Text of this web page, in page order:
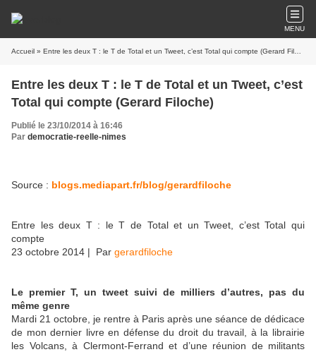
MENU
Accueil » Entre les deux T : le T de Total et un Tweet, c’est Total qui compte (Gerard Filoche)
Entre les deux T : le T de Total et un Tweet, c’est
Total qui compte (Gerard Filoche)
Publié le 23/10/2014 à 16:46
Par democratie-reelle-nimes
Source : blogs.mediapart.fr/blog/gerardfiloche
Entre les deux T : le T de Total et un Tweet, c’est Total qui
compte
23 octobre 2014 | Par gerardfiloche
Le premier T, un tweet suivi de milliers d’autres, pas du
même genre
Mardi 21 octobre, je rentre à Paris après une séance de dédicace
de mon dernier livre en défense du droit du travail, à la librairie
les Volcans, à Clermont-Ferrand et d’une réunion de militants